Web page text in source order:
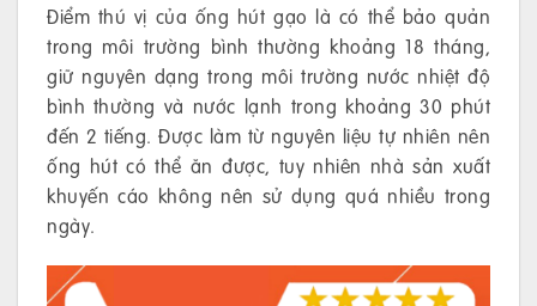
Điểm thú vị của ống hút gạo là có thể bảo quản
trong môi trường bình thường khoảng 18 tháng,
giữ nguyên dạng trong môi trường nước nhiệt độ
bình thường và nước lạnh trong khoảng 30 phút
đến 2 tiếng. Được làm từ nguyên liệu tự nhiên nên
ống hút có thể ăn được, tuy nhiên nhà sản xuất
khuyến cáo không nên sử dụng quá nhiều trong
ngày.